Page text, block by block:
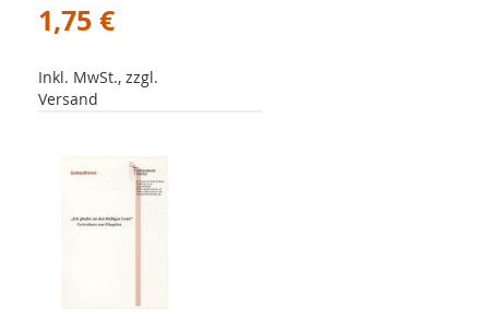
1,75 €
Inkl. MwSt., zzgl.
Versand